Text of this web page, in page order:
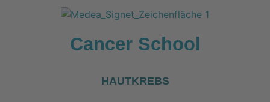
Cancer School
HAUTKREBS